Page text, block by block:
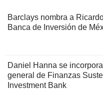
Barclays nombra a
Banca de Inversión de
Daniel Hanna se
general de Finanzas
Investment Bank